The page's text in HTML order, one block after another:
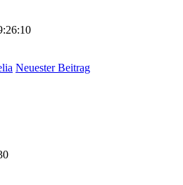
Neuester Beitrag